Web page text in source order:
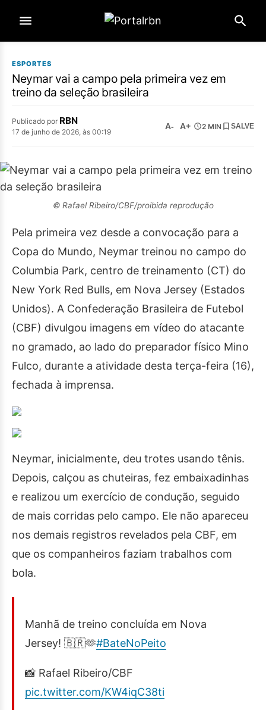
ESPORTES
Neymar vai a campo pela primeira vez em
treino da seleção brasileira
Publicado por RBN
17 de junho de 2026, às 00:19
A- A+ 2 MIN SALVE
© Rafael Ribeiro/CBF/proibida reprodução
Pela primeira vez desde a convocação para a
Copa do Mundo, Neymar treinou no campo do
Columbia Park, centro de treinamento (CT) do
New York Red Bulls, em Nova Jersey (Estados
Unidos). A Confederação Brasileira de Futebol
(CBF) divulgou imagens em vídeo do atacante
no gramado, ao lado do preparador físico Mino
Fulco, durante a atividade desta terça-feira (16),
fechada à imprensa.
Neymar, inicialmente, deu trotes usando tênis.
Depois, calçou as chuteiras, fez embaixadinhas
e realizou um exercício de condução, seguido
de mais corridas pelo campo. Ele não apareceu
nos demais registros revelados pela CBF, em
que os companheiros faziam trabalhos com
bola.
Manhã de treino concluída em Nova
Jersey! 🇧🇷🫶#BateNoPeito
📸 Rafael Ribeiro/CBF
pic.twitter.com/KW4iqC38ti